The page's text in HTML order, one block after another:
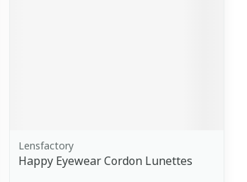
Lensfactory
Happy Eyewear Cordon Lunettes